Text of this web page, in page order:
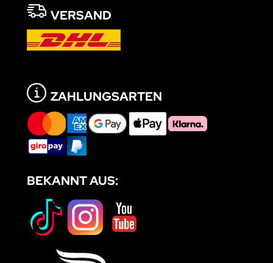
VERSAND
ZAHLUNGSARTEN
BEKANNT AUS: